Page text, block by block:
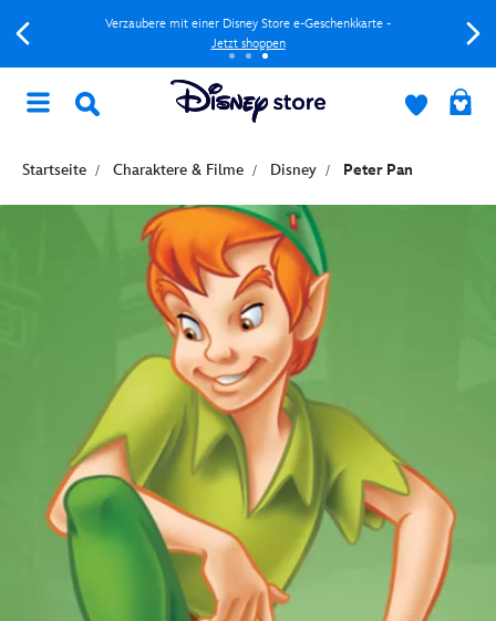
Verzaubere mit einer Disney Store e-Geschenkkarte -
Jetzt shoppen
Startseite Charaktere & Filme Disney Peter Pan